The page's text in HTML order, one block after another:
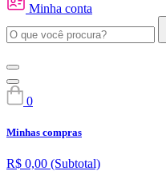
Minha conta
0
Minhas compras
R$ 0,00 (Subtotal)